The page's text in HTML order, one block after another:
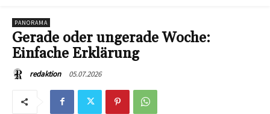
PANORAMA
Gerade oder ungerade Woche:
Einfache Erklärung
redaktion 05.07.2026